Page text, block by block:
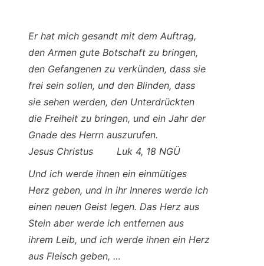
Er hat mich gesandt mit dem Auftrag,
den Armen gute Botschaft zu bringen,
den Gefangenen zu verkünden, dass sie
frei sein sollen, und den Blinden, dass
sie sehen werden, den Unterdrückten
die Freiheit zu bringen, und ein Jahr der
Gnade des Herrn auszurufen.
Jesus Christus Luk 4, 18 NGÜ
Und ich werde ihnen ein einmütiges
Herz geben, und in ihr Inneres werde ich
einen neuen Geist legen. Das Herz aus
Stein aber werde ich entfernen aus
ihrem Leib, und ich werde ihnen ein Herz
aus Fleisch geben, …